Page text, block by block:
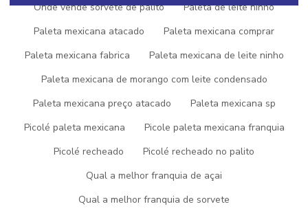
Onde vende sorvete de palito
Paleta de leite ninho
Paleta mexicana atacado
Paleta mexicana comprar
Paleta mexicana fabrica
Paleta mexicana de leite ninho
Paleta mexicana de morango com leite condensado
Paleta mexicana preço atacado
Paleta mexicana sp
Picolé paleta mexicana
Picole paleta mexicana franquia
Picolé recheado
Picolé recheado no palito
Qual a melhor franquia de açai
Qual a melhor franquia de sorvete
SOLICITE UM ORÇAMENTO
INFORMAÇÕES
AÇAI PRONTO PARA REVENDA